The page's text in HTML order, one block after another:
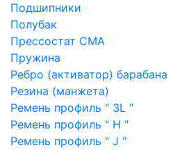
Подшипники
Полубак
Прессостат СМА
Пружина
Ребро (активатор) барабана
Резина (манжета)
Ремень профиль " 3L "
Ремень профиль " H "
Ремень профиль " J "